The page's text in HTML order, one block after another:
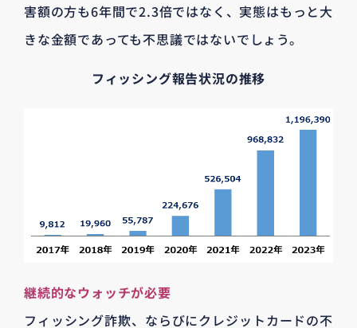
害額の方も6年間で2.3倍ではなく、実態はもっと大
きな金額であっても不思議ではないでしょう。
フィッシング報告状況の推移
継続的なウォッチが必要
フィッシング詐欺、ならびにクレジットカードの不